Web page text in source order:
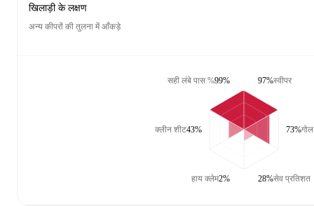
खिलाड़ी के लक्षण
अन्य कीपरों की तुलना में आँकड़े
सही लंबे पास %99%
क्लीन शीट43%
हाय क्लेम2%
स्वीपर
97%
73%
सेव प्रतिशत
28%